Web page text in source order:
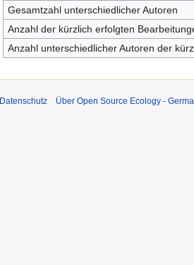
Gesamtzahl unterschiedlicher Autoren
Anzahl der kürzlich erfolgten
Anzahl unterschiedlicher Autoren der
Datenschutz Über Open Source Ecology -